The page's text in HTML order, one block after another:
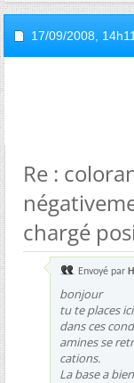
17/09/2008, 14h11
Re :
chargé
Envoyé par
bonjour
tu te places
dans ces
amines se
cations.
La base a